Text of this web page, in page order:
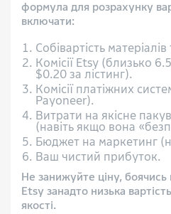
формула для розрахунку
включати:
Собівартість
Комісії Etsy (близько
$0.20 за лістинг).
Комісії платіжних
Payoneer).
Витрати на якісне
(навіть якщо вона
Бюджет на маркетинг
Ваш чистий прибуток.
Не занижуйте ціну, боячись
Etsy занадто низька
якості.